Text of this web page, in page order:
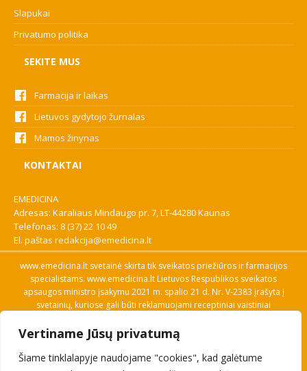
Vertiname Jūsų privatumą
Šiame tinklalapyje naudojame "cookies", kad galėtume
Slapukai
Privatumo politika
SEKITE MUS
Farmacija ir laikas
Lietuvos gydytojo žurnalas
Mamos žinynas
KONTAKTAI
EMEDICINA
Adresas: Karaliaus Mindaugo pr. 7, LT-44280 Kaunas
Telefonas: 8 (37) 22 10 49
El. paštas redakcija@emedicina.lt
www.emedicina.lt svetainė skirta tik sveikatos priežiūros ir farmacijos
specialistams. www.emedicina.lt Lietuvos Respublikos sveikatos
apsaugos ministro įsakymu 2021 m. spalio 21 d. Nr. V-2383 įrašyta į
svetainių, kuriose gali būti reklamuojami receptiniai vaistiniai
savo profesinę kvalifikaciją. Naudingos nuorodos: Vaistų ir medicinos
pagalbos priemonių kainų paieška, VVKT tinklalapis, Sveikatos
priežiūros ar farmacijos specialisto pranešimo apie įtariamą